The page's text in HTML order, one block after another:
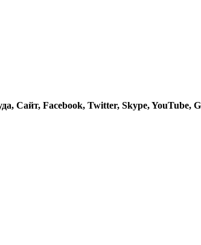
Сайт, Facebook, Twitter, Skype, YouTube,